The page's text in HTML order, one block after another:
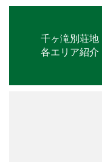
千ヶ滝別荘地
各エリア紹介